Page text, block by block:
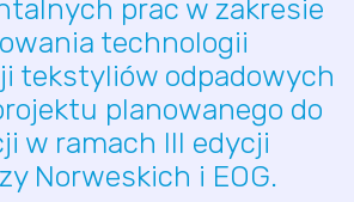
prac w zakresie
technologii
tekstyliów odpadowych
planowanego do
w ramach III edycji
Norweskich i EOG.